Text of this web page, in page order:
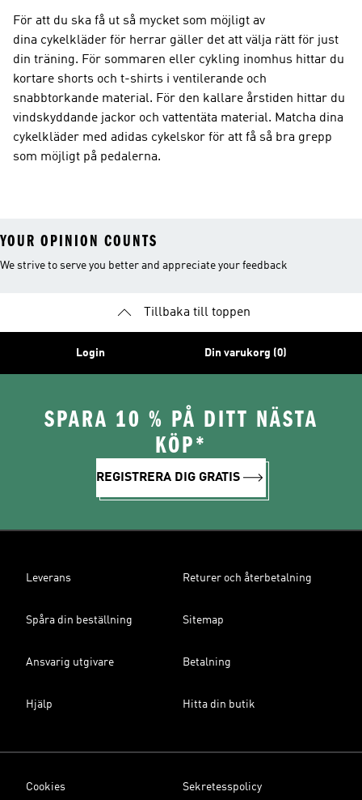
För att du ska få ut så mycket som möjligt av
dina cykelkläder för herrar gäller det att välja rätt för just
din träning. För sommaren eller cykling inomhus hittar du
kortare shorts och t-shirts i ventilerande och
snabbtorkande material. För den kallare årstiden hittar du
vindskyddande jackor och vattentäta material. Matcha dina
cykelkläder med adidas cykelskor för att få så bra grepp
som möjligt på pedalerna.
YOUR OPINION COUNTS
We strive to serve you better and appreciate your feedback
Tillbaka till toppen
Login Din varukorg (0)
SPARA 10 % PÅ DITT NÄSTA
KÖP*
REGISTRERA DIG GRATIS
Leverans Returer och återbetalning
Spåra din beställning Sitemap
Ansvarig utgivare Betalning
Hjälp Hitta din butik
Cookies Sekretesspolicy